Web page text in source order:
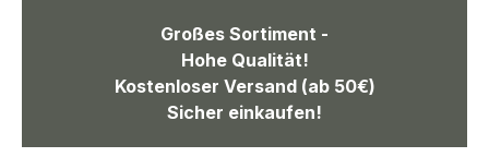
Großes Sortiment -
Hohe Qualität!
Kostenloser Versand (ab 50€)
Sicher einkaufen!